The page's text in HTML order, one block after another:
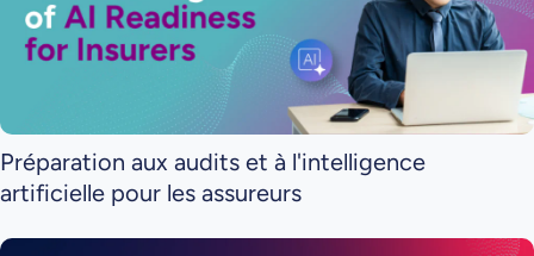
Préparation aux audits et à l'intelligence
artificielle pour les assureurs